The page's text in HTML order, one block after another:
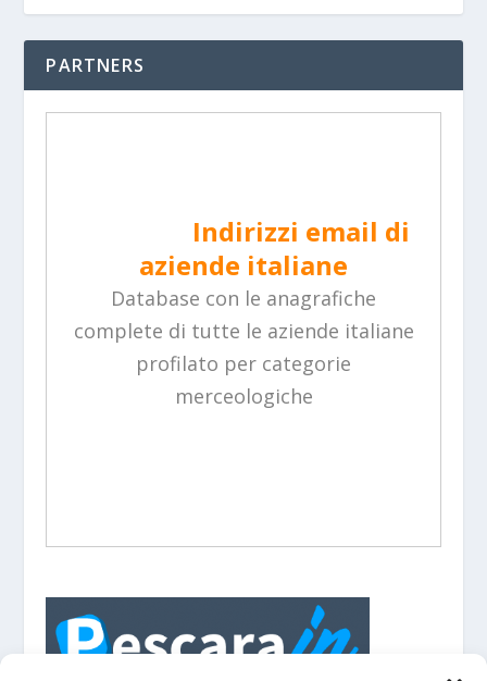
PARTNERS
Indirizzi email di
aziende italiane
Database con le anagrafiche
complete di tutte le aziende italiane
profilato per categorie
merceologiche